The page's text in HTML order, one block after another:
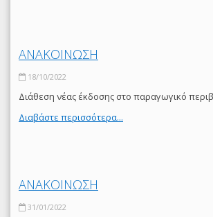
ΑΝΑΚΟΙΝΩΣΗ
18/10/2022
Διάθεση νέας έκδοσης στο παραγωγικό
Διαβάστε περισσότερα...
ΑΝΑΚΟΙΝΩΣΗ
31/01/2022